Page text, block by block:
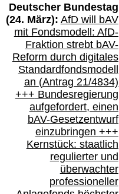
Deutscher Bundestag
(24. März): AfD will bAV
mit Fondsmodell: AfD-
Fraktion strebt bAV-
Reform durch digitales
Standardfondsmodell
an (Antrag 21/4834)
+++ Bundesregierung
aufgefordert, einen
bAV-Gesetzentwurf
einzubringen +++
Kernstück: staatlich
regulierter und
überwachter
professioneller